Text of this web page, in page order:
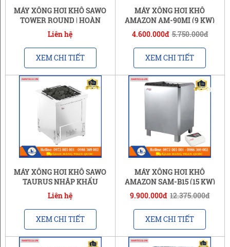
MÁY XÔNG HƠI KHÔ SAWO
TOWER ROUND | HOÀN
TIỀN GẤP 2 NẾU HÀNG GIẢ
Liên hệ
XEM CHI TIẾT
MÁY XÔNG HƠI KHÔ
AMAZON AM-90MI (9 KW)
4.600.000đ 5.750.000đ
XEM CHI TIẾT
MÁY XÔNG HƠI KHÔ SAWO
TAURUS NHẬP KHẨU
CHÍNH HÃNG
Liên hệ
XEM CHI TIẾT
-20%
MÁY XÔNG HƠI KHÔ
AMAZON SAM-B15 (15 KW)
9.900.000đ 12.375.000đ
XEM CHI TIẾT